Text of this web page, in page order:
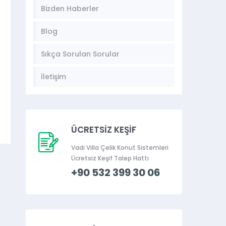
Bizden Haberler
Blog
Sıkça Sorulan Sorular
İletişim
ÜCRETSİZ KEŞİF
Vadi Villa Çelik Konut Sistemleri
Ücretsiz Keşif Talep Hattı
+90 532 399 30 06